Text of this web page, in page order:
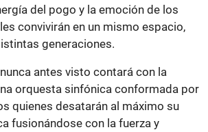
del pogo y la emoción de los
convivirán en un mismo espacio,
generaciones.
antes visto contará con la
orquesta sinfónica conformada por
quienes desatarán al máximo su
fusionándose con la fuerza y